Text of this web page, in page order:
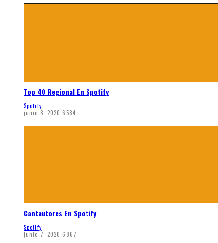
Top 40 Regional En Spotify
Spotify
junio 8, 2020 6584
Cantautores En Spotify
Spotify
junio 7, 2020 6867